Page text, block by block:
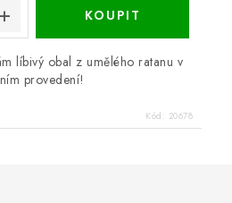
líbivý obal z umělého ratanu v
provedení!
Kód: 20678